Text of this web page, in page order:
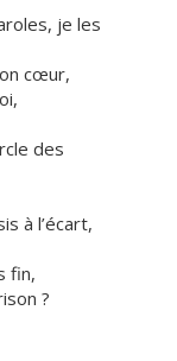
je les
cœur,
des
à l’écart,
fin,
?